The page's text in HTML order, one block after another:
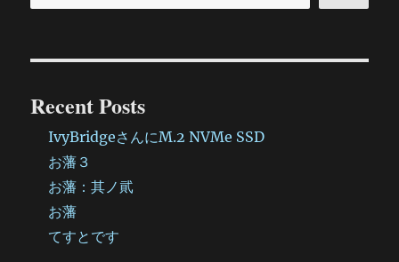
た
Recent Posts
IvyBridgeさんにM.2 NVMe SSD
お藩３
お藩：其ノ貮
お藩
てすとです